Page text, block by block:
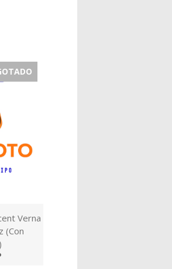
Verna
(Con